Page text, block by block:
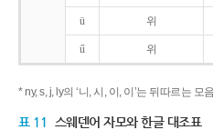
ü 위
ű 위
* ny, s, j, ly의 ‘니, 시, 이, 이’는 뒤따르는
표 11 스웨덴어 자모와 한글 대조표